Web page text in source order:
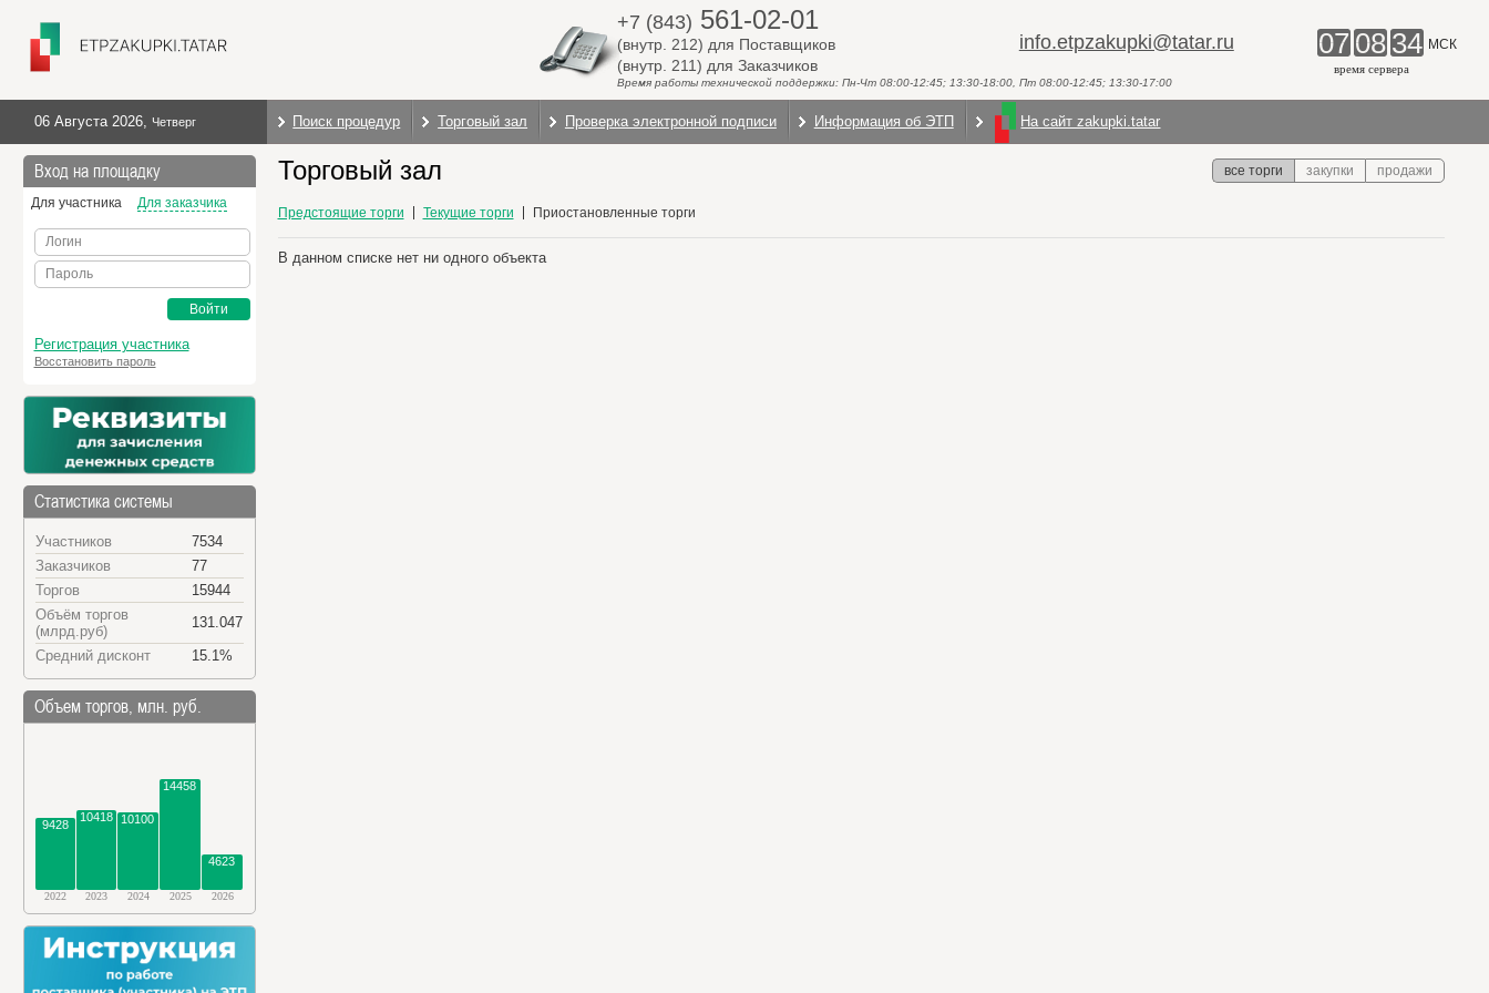
+7 (843) 561-02-01
(внутр. 212) для Поставщиков
(внутр. 211) для Заказчиков
info.etpzakupki@tatar.ru
Время работы технической поддержки: Пн-Чт 08:00-12:45; 13:30-18:00, Пт 08:00-12:45; 13:30-17:00
07 08 34 МСК
время сервера
06 Августа 2026, Четверг Поиск процедур Торговый зал Проверка электронной подписи Информация об ЭТП На сайт zakupki.tatar
Вход на площадку
Для участника Для заказчика
Логин
Пароль
Войти
Регистрация участника
Восстановить пароль
Статистика системы
Участников
7534
Заказчиков
77
Торгов
15944
Объём торгов
(млрд.руб)
131.047
Средний дисконт
15.1%
Объем торгов, млн. руб.
9428
10418 10100
14458
4623
2022 2023 2024 2025 2026
Торговый зал все торги закупки продажи
Предстоящие торги Текущие торги Приостановленные торги
В данном списке нет ни одного объекта